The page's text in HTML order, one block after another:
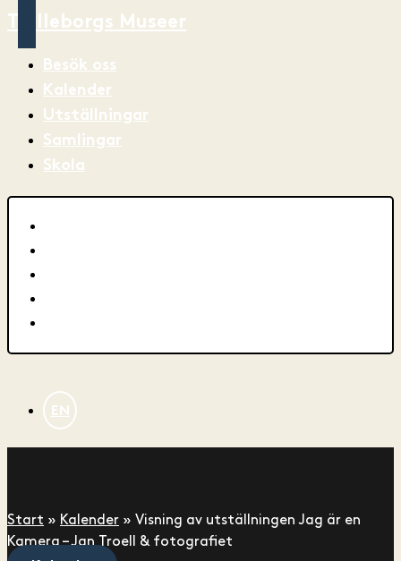
Trelleborgs Museer
Besök oss
Kalender
Utställningar
Samlingar
Skola
EN
Start » Kalender » Visning av utställningen Jag är en
Kamera – Jan Troell & fotografiet